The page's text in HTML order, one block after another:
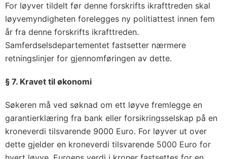
For løyver tildelt før denne forskrifts ikrafttreden skal
løyvemyndigheten forelegges ny politiattest innen fem
år fra denne forskrifts ikrafttreden.
Samferdselsdepartementet fastsetter nærmere
retningslinjer for gjennomføringen av dette.
§ 7. Kravet til økonomi
Søkeren må ved søknad om ett løyve fremlegge en
garantierklæring fra bank eller forsikringsselskap på en
kroneverdi tilsvarende 9000 Euro. For løyver ut over
dette gjelder en kroneverdi tilsvarende 5000 Euro for